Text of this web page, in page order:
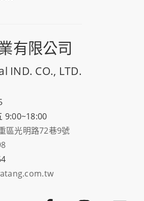
有限公司
IND. CO., LTD.
9:00~18:00
區光明路72巷9號